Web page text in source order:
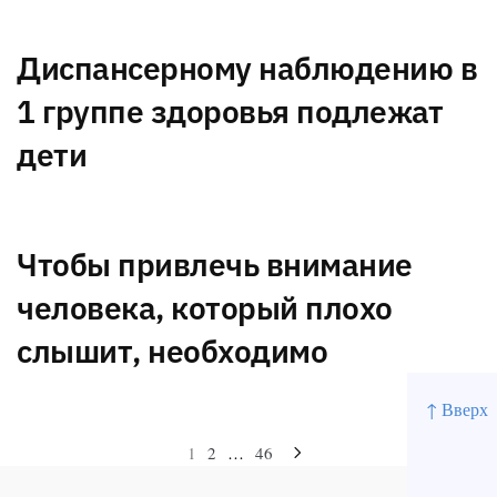
↑ Вверх
Диспансерному наблюдению в
1 группе здоровья подлежат
дети
Чтобы привлечь внимание
человека, который плохо
слышит, необходимо
1 2 … 46